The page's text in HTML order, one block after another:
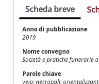
Scheda breve
Anno di pubblicazione
2019
Nome convegno
Società e pratiche funerarie
Parole chiave
veio; necropoli;